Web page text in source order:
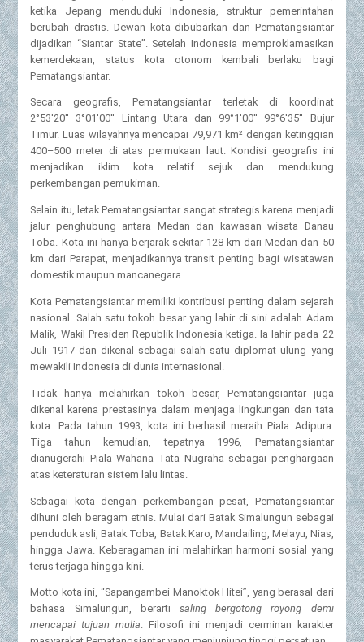
ketika Jepang menduduki Indonesia, struktur pemerintahan
berubah drastis. Dewan kota dibubarkan dan Pematangsiantar
dijadikan “Siantar State”. Setelah Indonesia memproklamasikan
kemerdekaan, status kota otonom kembali berlaku bagi
Pematangsiantar.
Secara geografis, Pematangsiantar terletak di koordinat
2°53'20''–3°01'00'' Lintang Utara dan 99°1'00''–99°6'35'' Bujur
Timur. Luas wilayahnya mencapai 79,971 km² dengan ketinggian
400–500 meter di atas permukaan laut. Kondisi geografis ini
menjadikan iklim kota relatif sejuk dan mendukung
perkembangan pemukiman.
Selain itu, letak Pematangsiantar sangat strategis karena menjadi
jalur penghubung antara Medan dan kawasan wisata Danau
Toba. Kota ini hanya berjarak sekitar 128 km dari Medan dan 50
km dari Parapat, menjadikannya transit penting bagi wisatawan
domestik maupun mancanegara.
Kota Pematangsiantar memiliki kontribusi penting dalam sejarah
nasional. Salah satu tokoh besar yang lahir di sini adalah Adam
Malik, Wakil Presiden Republik Indonesia ketiga. Ia lahir pada 22
Juli 1917 dan dikenal sebagai salah satu diplomat ulung yang
mewakili Indonesia di dunia internasional.
Tidak hanya melahirkan tokoh besar, Pematangsiantar juga
dikenal karena prestasinya dalam menjaga lingkungan dan tata
kota. Pada tahun 1993, kota ini berhasil meraih Piala Adipura.
Tiga tahun kemudian, tepatnya 1996, Pematangsiantar
dianugerahi Piala Wahana Tata Nugraha sebagai penghargaan
atas keteraturan sistem lalu lintas.
Sebagai kota dengan perkembangan pesat, Pematangsiantar
dihuni oleh beragam etnis. Mulai dari Batak Simalungun sebagai
penduduk asli, Batak Toba, Batak Karo, Mandailing, Melayu, Nias,
hingga Jawa. Keberagaman ini melahirkan harmoni sosial yang
terus terjaga hingga kini.
Motto kota ini, “Sapangambei Manoktok Hitei”, yang berasal dari
bahasa Simalungun, berarti saling bergotong royong demi
mencapai tujuan mulia. Filosofi ini menjadi cerminan karakter